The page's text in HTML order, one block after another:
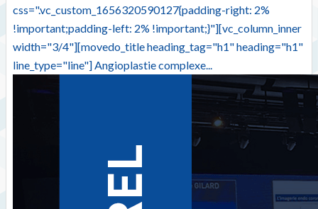
css=".vc_custom_1656320590127{padding-right: 2%
!important;padding-left: 2% !important;}"][vc_column_inner
width="3/4"][movedo_title heading_tag="h1" heading="h1"
line_type="line"] Angioplastie complexe...